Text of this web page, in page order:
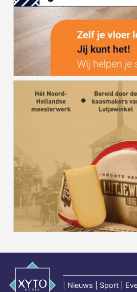
Nieuws | Sport |